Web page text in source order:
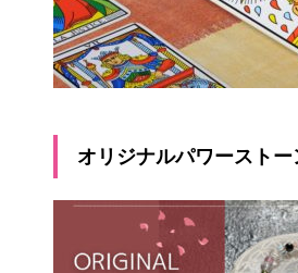
オリジナルパワースト